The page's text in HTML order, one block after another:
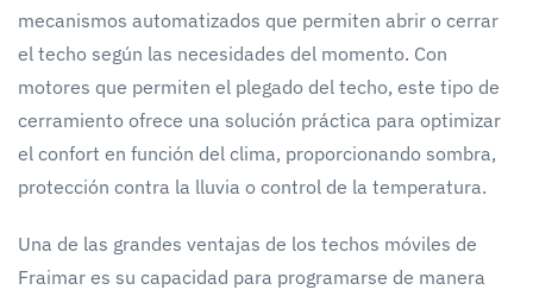
mecanismos automatizados que permiten abrir o cerrar
el techo según las necesidades del momento. Con
motores que permiten el plegado del techo, este tipo de
cerramiento ofrece una solución práctica para optimizar
el confort en función del clima, proporcionando sombra,
protección contra la lluvia o control de la temperatura.
Una de las grandes ventajas de los techos móviles de
Fraimar es su capacidad para programarse de manera